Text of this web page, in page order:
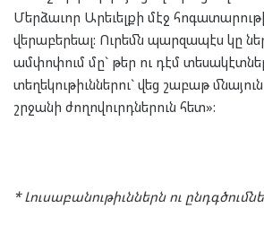
Մերձաւոր Արեւելքի մէջ
վերաբերեալ: Ուրեմն պարզապէս կը
ամփոփում մը` թեր ու դէմ
տեղեկութիւններու` վեց շաբաթ
շրջանի ժողովուրդներուն հետ»:
* Լուսաբանութիւններն ու